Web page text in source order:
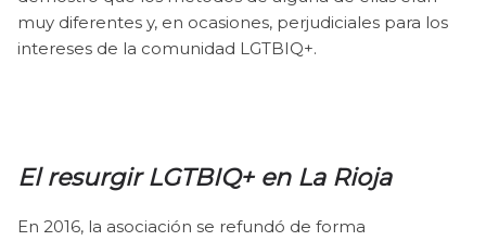
muy diferentes y, en ocasiones, perjudiciales para los
intereses de la comunidad LGTBIQ+.
El resurgir LGTBIQ+ en La Rioja
En 2016, la asociación se refundó de forma